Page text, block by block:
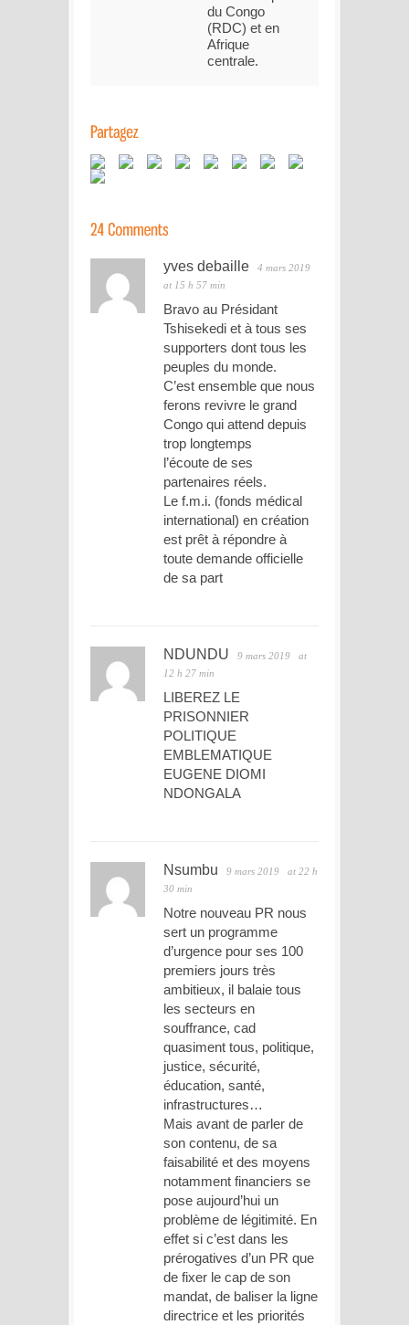
du Congo
(RDC) et en
Afrique
centrale.
yves debaille
4 mars 2019
at 15 h 57 min
Bravo au Présidant
Tshisekedi et à tous ses
supporters dont tous les
peuples du monde.
C’est ensemble que nous
ferons revivre le grand
Congo qui attend depuis
trop longtemps
l’écoute de ses
partenaires réels.
Le f.m.i. (fonds médical
international) en création
est prêt à répondre à
toute demande officielle
de sa part
NDUNDU 9 mars 2019
at
12 h 27 min
LIBEREZ LE
PRISONNIER
POLITIQUE
EMBLEMATIQUE
EUGENE DIOMI
NDONGALA
Nsumbu 9 mars 2019
at 22 h
30 min
Notre nouveau PR nous
sert un programme
d’urgence pour ses 100
premiers jours très
ambitieux, il balaie tous
les secteurs en
souffrance, cad
quasiment tous, politique,
justice, sécurité,
éducation, santé,
infrastructures…
Mais avant de parler de
son contenu, de sa
faisabilité et des moyens
notamment financiers se
pose aujourd’hui un
problème de légitimité. En
effet si c’est dans les
prérogatives d’un PR que
de fixer le cap de son
mandat, de baliser la ligne
directrice et les priorités